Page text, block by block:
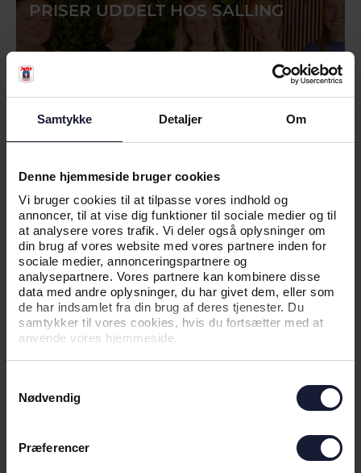
Samtykke Detaljer Om
Denne hjemmeside bruger cookies
Vi bruger cookies til at tilpasse vores indhold og
annoncer, til at vise dig funktioner til sociale medier og til
at analysere vores trafik. Vi deler også oplysninger om
din brug af vores website med vores partnere inden for
sociale medier, annonceringspartnere og
analysepartnere. Vores partnere kan kombinere disse
data med andre oplysninger, du har givet dem, eller som
de har indsamlet fra din brug af deres tjenester. Du
samtykker til vores cookies, hvis du fortsætter med at
anvende vores hjemmeside.
Nødvendig
Præferencer
PRISER UDDELT HOS SALLING
01.07.2026
NYHED
ÅRETS SPILLERE KÅRET PÅ U17 OG